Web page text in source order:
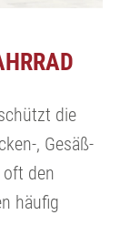
die
, Gesäß-
oft den
häufig